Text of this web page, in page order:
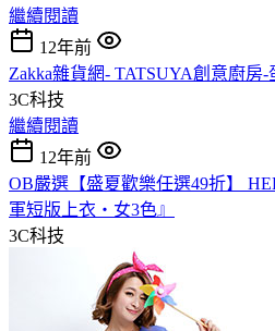
繼續閱讀
12年前
Zakka雜貨網- TATSUYA創意廚房
3C科技
繼續閱讀
12年前
OB嚴選【盛夏歡樂任選49折】
軍短版上衣‧女3色』
3C科技